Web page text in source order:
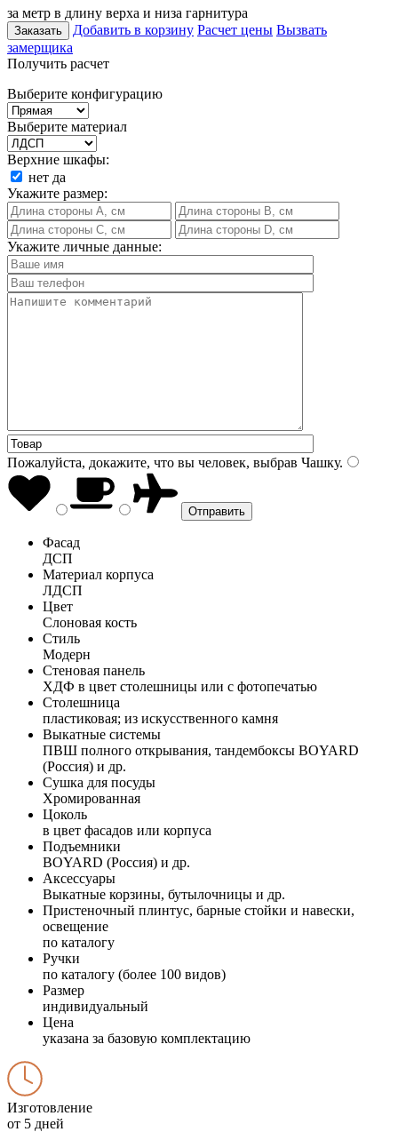
за метр в длину верха и низа гарнитура
Заказать Добавить в корзину Расчет цены Вызвать
замерщика
Получить расчет
Выберите конфигурацию
Выберите материал
Верхние шкафы:
нет да
Укажите размер:
Укажите личные данные:
Пожалуйста, докажите, что вы человек, выбрав Чашку.
Фасад
ДСП
Материал корпуса
ЛДСП
Цвет
Слоновая кость
Стиль
Модерн
Стеновая панель
ХДФ в цвет столешницы или с фотопечатью
Столешница
пластиковая; из искусственного камня
Выкатные системы
ПВШ полного открывания, тандембоксы BOYARD
(Россия) и др.
Сушка для посуды
Хромированная
Цоколь
в цвет фасадов или корпуса
Подъемники
BOYARD (Россия) и др.
Аксессуары
Выкатные корзины, бутылочницы и др.
Пристеночный плинтус, барные стойки и навески,
освещение
по каталогу
Ручки
по каталогу (более 100 видов)
Размер
индивидуальный
Цена
указана за базовую комплектацию
Изготовление
от 5 дней